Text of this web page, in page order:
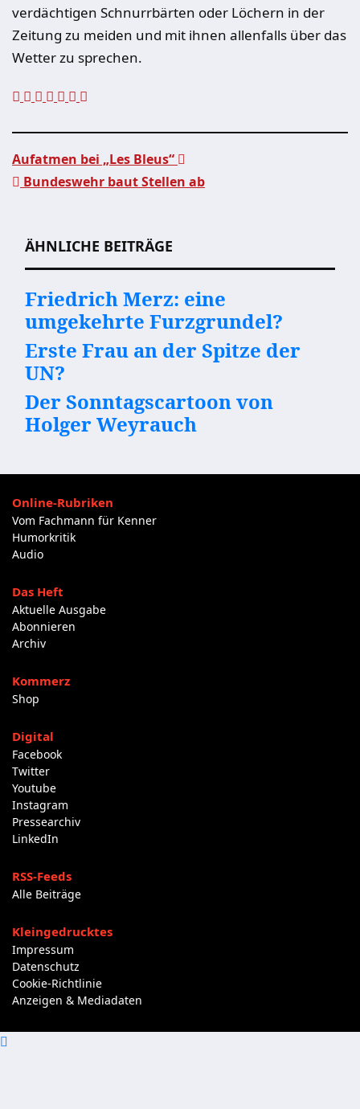
verdächtigen Schnurrbärten oder Löchern in der
Zeitung zu meiden und mit ihnen allenfalls über das
Wetter zu sprechen.
Aufatmen bei „Les Bleus“
Bundeswehr baut Stellen ab
ÄHNLICHE BEITRÄGE
Friedrich Merz: eine
umgekehrte Furzgrundel?
Erste Frau an der Spitze der
UN?
Der Sonntagscartoon von
Holger Weyrauch
Online-Rubriken
Vom Fachmann für Kenner
Humorkritik
Audio
Das Heft
Aktuelle Ausgabe
Abonnieren
Archiv
Kommerz
Shop
Digital
Facebook
Twitter
Youtube
Instagram
Pressearchiv
LinkedIn
RSS-Feeds
Alle Beiträge
Kleingedrucktes
Impressum
Datenschutz
Cookie-Richtlinie
Anzeigen & Mediadaten